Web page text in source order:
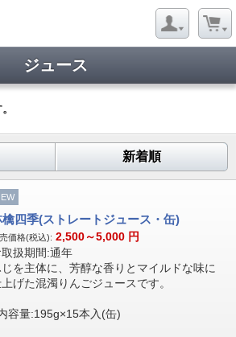
ジュース
新着順
檎四季(ストレートジュース・缶)
価格(税込): 2,500～5,000 円
取扱期間:通年
を主体に、芳醇な香りとマイルドな味に
げた混濁りんごジュースです。
容量:195g×15本入(缶)